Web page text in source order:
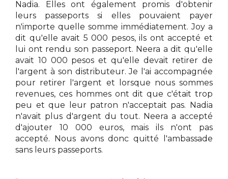
Nadia. Elles ont également promis d'obtenir
leurs passeports si elles pouvaient payer
n'importe quelle somme immédiatement. Joy a
dit qu'elle avait 5 000 pesos, ils ont accepté et
lui ont rendu son passeport. Neera a dit qu'elle
avait 10 000 pesos et qu'elle devait retirer de
l'argent à son distributeur. Je l'ai accompagnée
pour retirer l'argent et lorsque nous sommes
revenues, ces hommes ont dit que c'était trop
peu et que leur patron n'acceptait pas. Nadia
n'avait plus d'argent du tout. Neera a accepté
d'ajouter 10 000 euros, mais ils n'ont pas
accepté. Nous avons donc quitté l'ambassade
sans leurs passeports.